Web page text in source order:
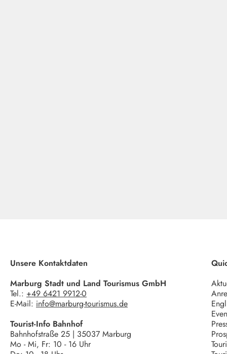
Unsere Kontaktdaten
Marburg Stadt und Land Tourismus GmbH
Tel.: +49 6421 9912-0
E-Mail: info@marburg-tourismus.de
Tourist-Info Bahnhof
Bahnhofstraße 25 | 35037 Marburg
Mo - Mi, Fr: 10 - 16 Uhr